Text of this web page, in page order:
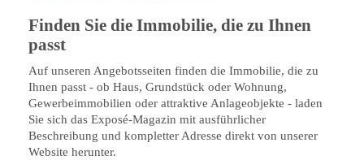
Finden Sie die Immobilie, die zu Ihnen
passt
Auf unseren Angebotsseiten finden die Immobilie, die zu
Ihnen passt - ob Haus, Grundstück oder Wohnung,
Gewerbeimmobilien oder attraktive Anlageobjekte - laden
Sie sich das Exposé-Magazin mit ausführlicher
Beschreibung und kompletter Adresse direkt von unserer
Website herunter.